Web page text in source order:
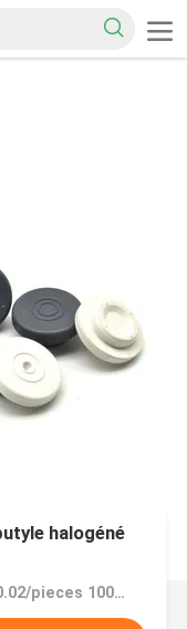
halogéné
Prix：$0.02/pieces 10000-99999 pieces